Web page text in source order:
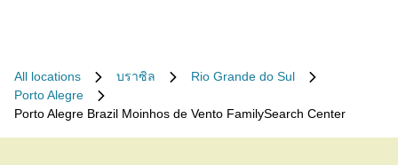
All locations บราซิล
Rio Grande do Sul
Porto Alegre
Porto Alegre Brazil Moinhos de Vento FamilySearch Center